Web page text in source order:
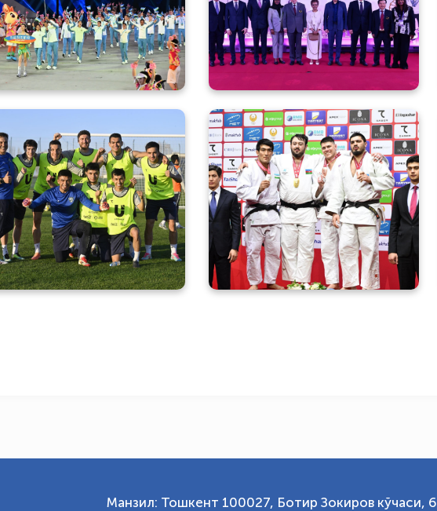
ўйинларининг тантанали
очилиш маросимида
чемпионати олдидан
халқаро ташкилот
вакиллари учун махсус
тадбир ташкил этилди.
Футбол бўйича Ўзбекистон
миллий терма жамоаси FIFA
Series турнирига
тайёргарлик кўрмоқда
Дзюдо бўйича Тошкент
“Катта дубулға”
турнирининг сўнгги кун
тақдирлаш маросимидан
суратлар:
Манзил: Тошкент 100027, Ботир Зокиров кўчаси, 6